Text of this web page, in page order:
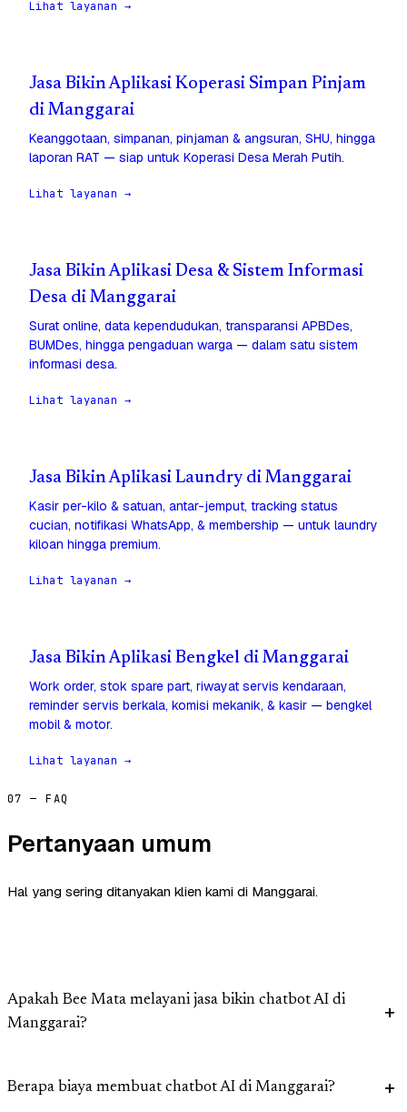
Lihat layanan →
Jasa Bikin Aplikasi Koperasi Simpan Pinjam
di Manggarai
Keanggotaan, simpanan, pinjaman & angsuran, SHU, hingga
laporan RAT — siap untuk Koperasi Desa Merah Putih.
Lihat layanan →
Jasa Bikin Aplikasi Desa & Sistem Informasi
Desa di Manggarai
Surat online, data kependudukan, transparansi APBDes,
BUMDes, hingga pengaduan warga — dalam satu sistem
informasi desa.
Lihat layanan →
Jasa Bikin Aplikasi Laundry di Manggarai
Kasir per-kilo & satuan, antar-jemput, tracking status
cucian, notifikasi WhatsApp, & membership — untuk laundry
kiloan hingga premium.
Lihat layanan →
Jasa Bikin Aplikasi Bengkel di Manggarai
Work order, stok spare part, riwayat servis kendaraan,
reminder servis berkala, komisi mekanik, & kasir — bengkel
mobil & motor.
Lihat layanan →
07 — FAQ
Pertanyaan umum
Hal yang sering ditanyakan klien kami di Manggarai.
Apakah Bee Mata melayani jasa bikin chatbot AI di
Manggarai?
Berapa biaya membuat chatbot AI di Manggarai?